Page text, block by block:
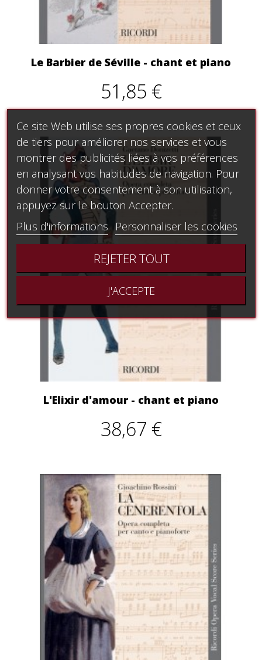
Le Barbier de Séville - chant et piano
51,85 €
L'Elixir d'amour - chant et piano
38,67 €
Ce site Web utilise ses propres cookies et ceux
de tiers pour améliorer nos services et vous
montrer des publicités liées à vos préférences
en analysant vos habitudes de navigation. Pour
donner votre consentement à son utilisation,
appuyez sur le bouton Accepter.
Plus d'informations Personnaliser les cookies
REJETER TOUT
J'ACCEPTE